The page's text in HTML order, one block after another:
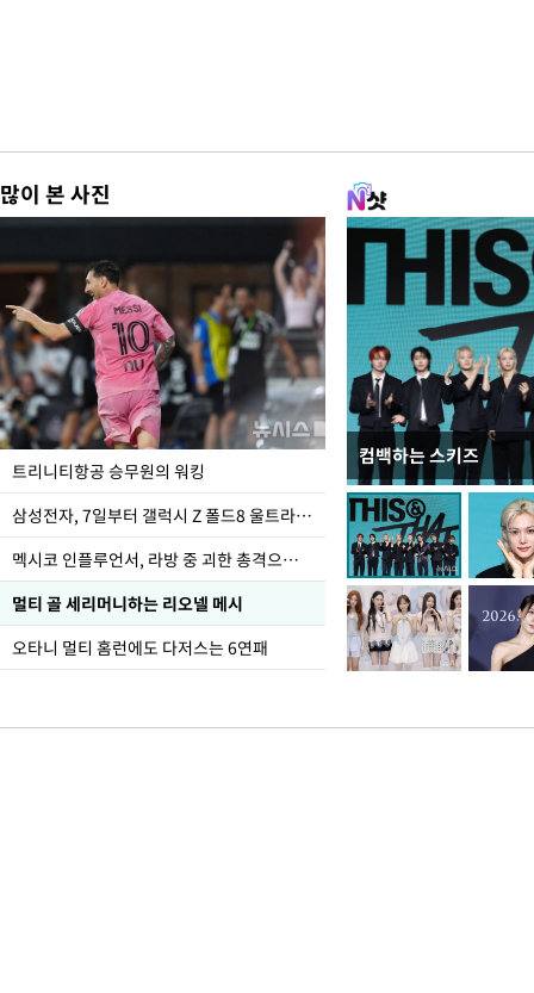
많이 본 사진
트리니티항공 승무원의 워킹
삼성전자, 7일부터 갤럭시 Z 폴드8 울트라·폴드8·플립8 출시
멕시코 인플루언서, 라방 중 괴한 총격으로 사망
멀티 골 세리머니하는 리오넬 메시
오타니 멀티 홈런에도 다저스는 6연패
컴백하는 스키즈
입추 하루 앞둔 전남
폭염